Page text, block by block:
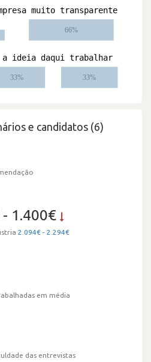
e candidatos (6)
1.400€
2.094€ - 2.294€
em média
das entrevistas